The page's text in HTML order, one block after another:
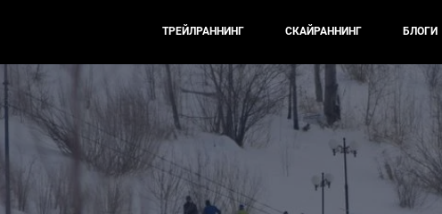
ТРЕЙЛРАННИНГ СКАЙРАННИНГ БЛОГИ